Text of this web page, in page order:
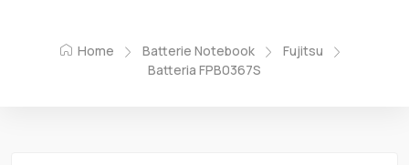
Home Batterie Notebook
Fujitsu
Batteria FPB0367S